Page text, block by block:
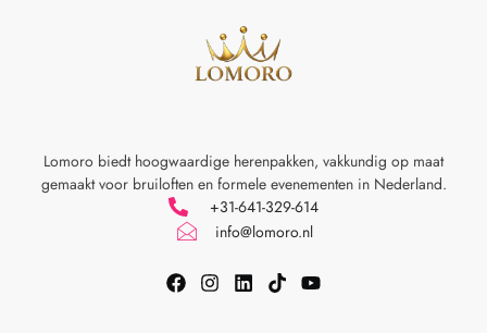
Lomoro biedt hoogwaardige herenpakken, vakkundig op maat
gemaakt voor bruiloften en formele evenementen in Nederland.
+31-641-329-614
info@lomoro.nl